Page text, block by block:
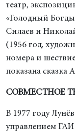
театр,
«Голодный
Силаев и
(1956 год,
номера и
показана сказка
СОВМЕСТНОЕ
В 1977 году
управлением